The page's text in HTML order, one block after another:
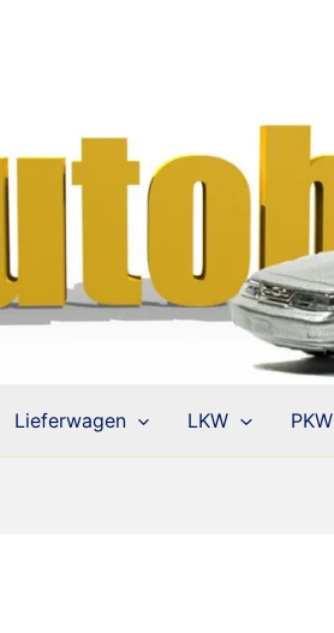
Lieferwagen LKW PKW